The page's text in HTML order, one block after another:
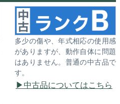
多少の傷や、年式相応の使用感
がありますが、動作自体に問題
はありません。普通の中古品で
す。
中古品についてはこちら